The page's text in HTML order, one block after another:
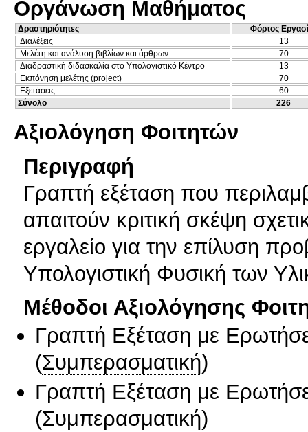
Οργάνωση Μαθήματος
Δραστηριότητες
Φόρτος
Διαλέξεις
13
Μελέτη και ανάλυση βιβλίων και άρθρων
70
Διαδραστική διδασκαλία στο Υπολογιστικό Κέντρο
13
Εκπόνηση μελέτης (project)
70
Εξετάσεις
60
Σύνολο
226
Αξιολόγηση Φοιτητών
Περιγραφή
Γραπτή εξέταση που
απαιτούν κριτική σκέψη
εργαλείο για την επίλυση
Υπολογιστική Φυσική των
Μέθοδοι Αξιολόγησης
Γραπτή Εξέταση με
(Συμπερασματική)
Γραπτή Εξέταση με
(Συμπερασματική)